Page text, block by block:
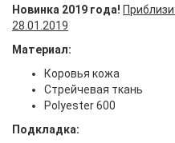
Новинка 2019 года!
28.01.2019
Материал:
Коровья кожа
Стрейчевая ткань
Polyester 600
Подкладка: